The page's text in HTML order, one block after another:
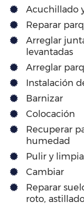
Acuchillado
Reparar
Arreglar
levantadas
Arreglar
Instalación
Barnizar
Colocación
Recuperar
humedad
Pulir y
Cambiar
Reparar
roto,